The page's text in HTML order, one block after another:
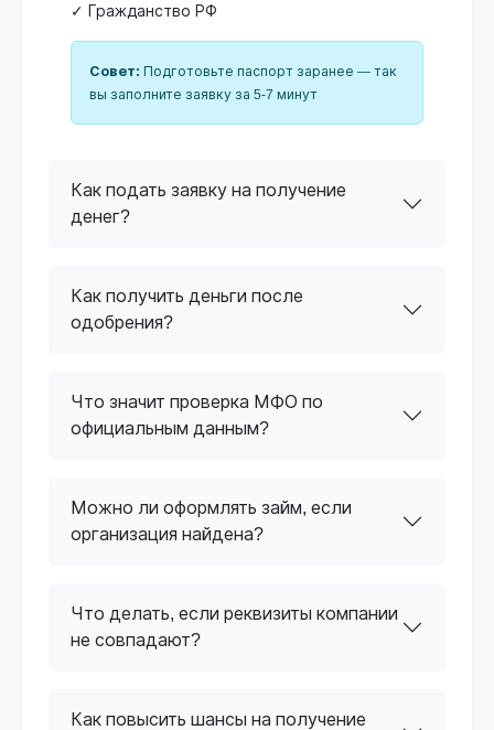
✓ Гражданство РФ
Совет: Подготовьте паспорт заранее — так
вы заполните заявку за 5-7 минут
Как подать заявку на получение
денег?
Как получить деньги после
одобрения?
Что значит проверка МФО по
официальным данным?
Можно ли оформлять займ, если
организация найдена?
Что делать, если реквизиты компании
не совпадают?
Как повысить шансы на получение